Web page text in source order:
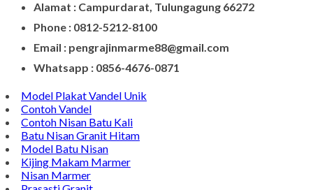
Alamat : Campurdarat, Tulungagung 66272
Phone : 0812-5212-8100
Email : pengrajinmarme88@gmail.com
Whatsapp : 0856-4676-0871
Model Plakat Vandel Unik
Contoh Vandel
Contoh Nisan Batu Kali
Batu Nisan Granit Hitam
Model Batu Nisan
Kijing Makam Marmer
Nisan Marmer